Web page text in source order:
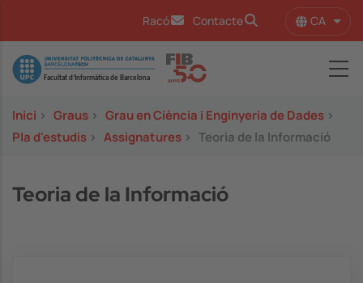
Racó Contacte CA
Image
Inici > Graus > Grau en Ciència i Enginyeria de Dades >
Pla d'estudis > Assignatures > Teoria de la Informació
Teoria de la Informació